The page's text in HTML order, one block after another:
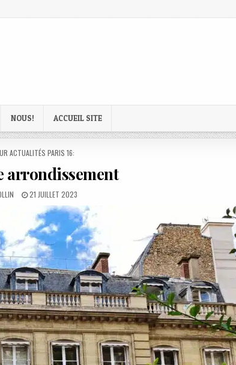
NOUS! ACCUEIL SITE
ACTUALITÉS PARIS 16:
arrondissement
PUBLISHED
21 JUILLET 2023